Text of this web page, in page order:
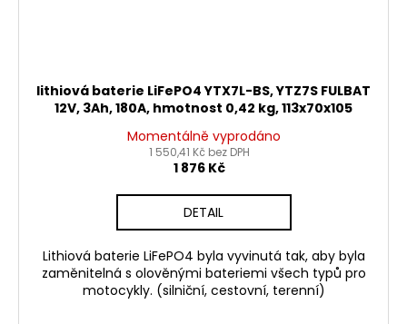
lithiová baterie LiFePO4 YTX7L-BS, YTZ7S FULBAT
12V, 3Ah, 180A, hmotnost 0,42 kg, 113x70x105
Momentálně vyprodáno
1 550,41 Kč bez DPH
1 876 Kč
DETAIL
Lithiová baterie LiFePO4 byla vyvinutá tak, aby byla
zaměnitelná s olověnými bateriemi všech typů pro
motocykly. (silniční, cestovní, terenní)